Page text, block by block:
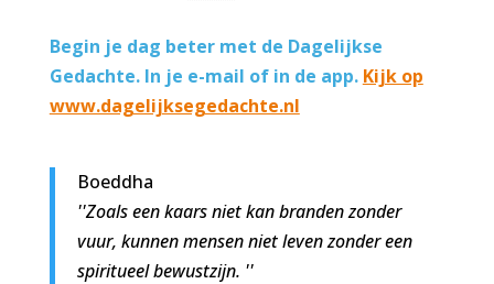
Begin je dag beter met de Dagelijkse
Gedachte. In je e-mail of in de app. Kijk op
www.dagelijksegedachte.nl
Boeddha
''Zoals een kaars niet kan branden zonder
vuur, kunnen mensen niet leven zonder een
spiritueel bewustzijn. ''